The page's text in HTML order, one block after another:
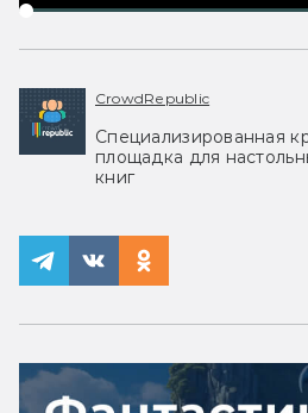
CrowdRepublic
Специализированная
площадка для
книг